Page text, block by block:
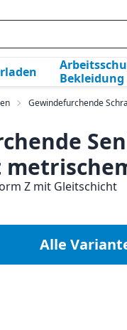
Bekleidung
Gewindefurchende
Z mit Gleitschicht
Alle